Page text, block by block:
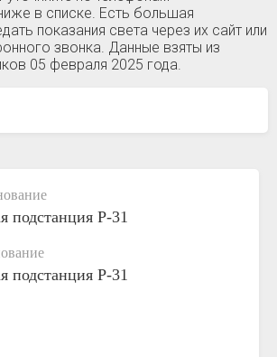
в списке. Есть большая
показания света через их сайт или
звонка. Данные взяты из
05 февраля 2025 года.
подстанция Р-31
подстанция Р-31